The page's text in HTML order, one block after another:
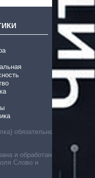
обязательна
и обработана
Слово и